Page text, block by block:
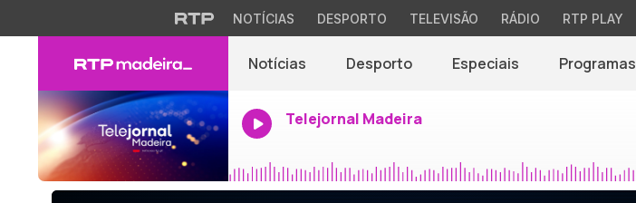
NOTÍCIAS DESPORTO TELEVISÃO RÁDIO RTP PLAY
Notícias Desporto Especiais Programas
Telejornal Madeira